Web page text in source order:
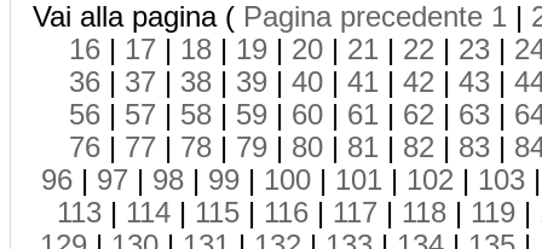
Vai alla pagina ( Pagina precedente 1 |
16 | 17 | 18 | 19 | 20 | 21 | 22 | 23 |
36 | 37 | 38 | 39 | 40 | 41 | 42 | 43 |
56 | 57 | 58 | 59 | 60 | 61 | 62 | 63 |
76 | 77 | 78 | 79 | 80 | 81 | 82 | 83 |
96 | 97 | 98 | 99 | 100 | 101 | 102 | 103
113 | 114 | 115 | 116 | 117 | 118 | 119 |